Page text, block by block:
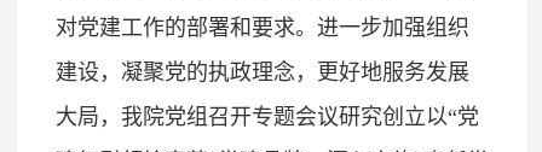
对党建工作的部署和要求。进一步加强组织
建设，凝聚党的执政理念，更好地服务发展
大局，我院党组召开专题会议研究创立以“党